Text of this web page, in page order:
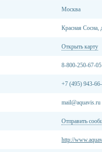
Москва
Красная
Открыть карту
8-800-250-67-05
+7 (495) 943-
mail@aquavis.ru
Отправить
http://